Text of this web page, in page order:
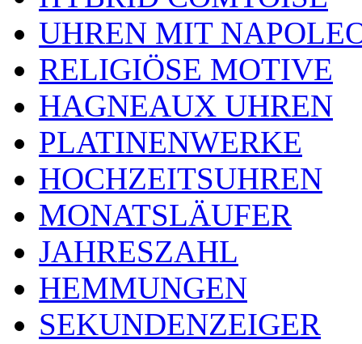
UHREN MIT
RELIGIÖSE MOTIVE
HAGNEAUX UHREN
PLATINENWERKE
HOCHZEITSUHREN
MONATSLÄUFER
JAHRESZAHL
HEMMUNGEN
SEKUNDENZEIGER